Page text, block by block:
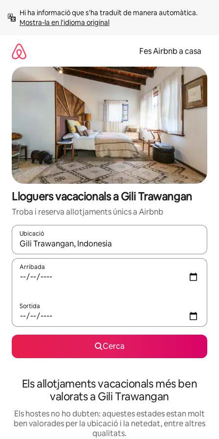
Mostra-la en l'idioma original
Fes Airbnb a casa
Lloguers vacacionals a Gili Trawangan
Troba i reserva allotjaments únics a Airbnb
Ubicació
Quan els resultats estiguin disponibles, podràs navegar-hi a
Arribada
Sortida
Cerca
Els allotjaments vacacionals més ben
valorats a Gili Trawangan
Els hostes no ho dubten: aquestes estades estan molt
ben valorades per la ubicació i la netedat, entre altres
qualitats.